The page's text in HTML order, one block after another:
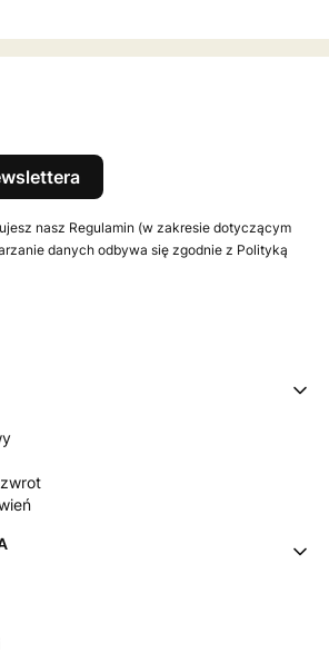
nasz Regulamin (w zakresie dotyczącym
danych odbywa się zgodnie z Polityką